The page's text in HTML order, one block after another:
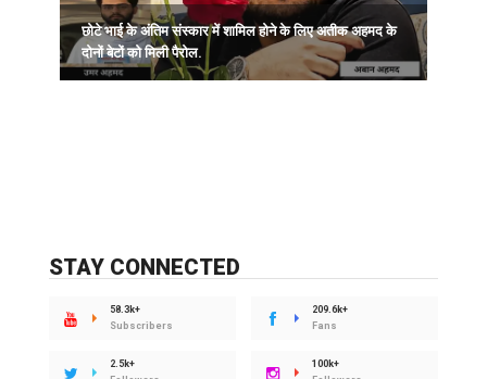
छोटे भाई के अंतिम संस्कार में शामिल होने के लिए अतीक अहमद के
दोनों बेटों को मिली पैरोल.
STAY CONNECTED
58.3k+
Subscribers
209.6k+
Fans
2.5k+
100k+